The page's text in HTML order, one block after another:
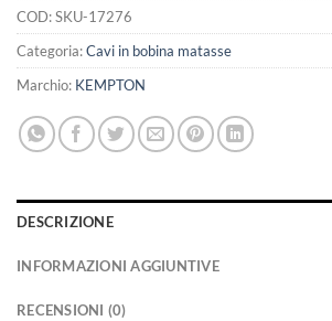
COD:SKU-17276
Categoria:Cavi in bobina matasse
Marchio: KEMPTON
DESCRIZIONE
INFORMAZIONI AGGIUNTIVE
RECENSIONI (0)